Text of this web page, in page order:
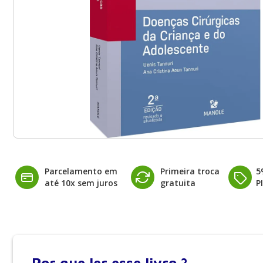
Parcelamento em
até 10x sem juros
Primeira troca
gratuita